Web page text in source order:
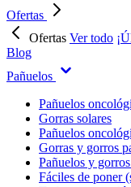
Ofertas
Ofertas Ver todo
Blog
Pañuelos
Pañuelos
Gorras solares
Pañuelos
Gorras y gorros
Pañuelos y
Fáciles de poner